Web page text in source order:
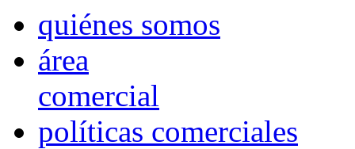
quiénes somos
área
comercial
políticas comerciales